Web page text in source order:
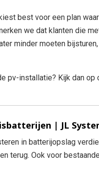
best voor een plan
we dat klanten die
minder moeten
pv-installatie? Kijk dan op
| JL
in batterijopslag
terug. Ook voor